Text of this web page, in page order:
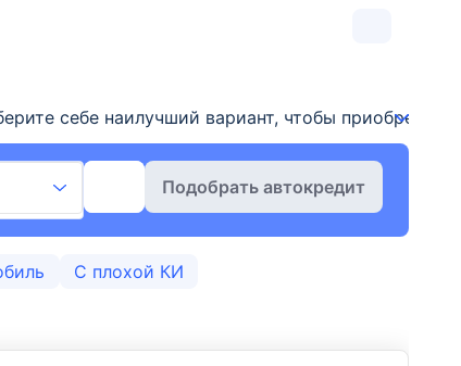
себе наилучший вариант, чтобы
Подобрать автокредит
С плохой КИ